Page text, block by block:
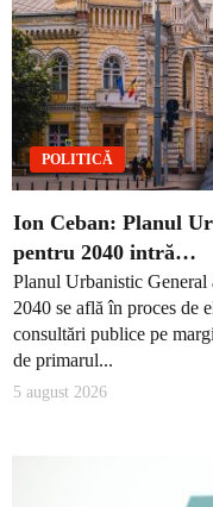
POLITICĂ
Ion Ceban: Planul
pentru 2040 intră…
Planul Urbanistic
2040 se află în proces de
consultări publice pe
de primarul...
5 august 2026